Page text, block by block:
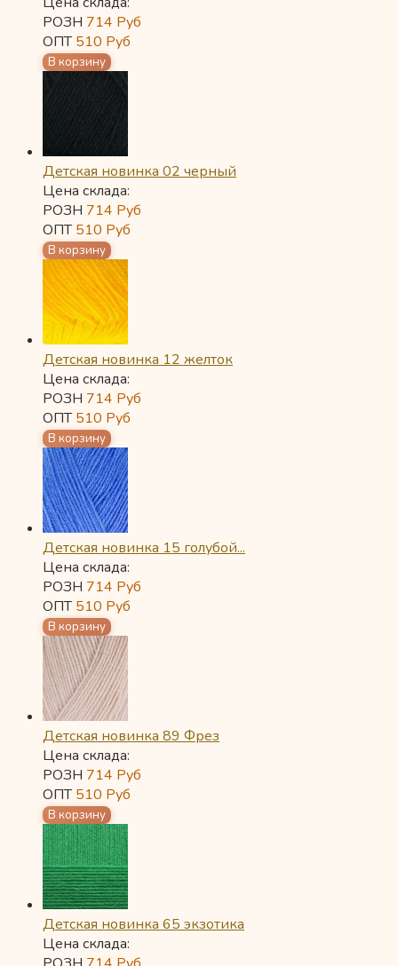
РОЗН 714 Руб
ОПТ510 Руб
Детская новинка 02 черный
Цена склада:
РОЗН 714 Руб
ОПТ510 Руб
Детская новинка 12 желток
Цена склада:
РОЗН 714 Руб
ОПТ510 Руб
Детская новинка 15 голубой...
Цена склада:
РОЗН 714 Руб
ОПТ510 Руб
Детская новинка 89 Фрез
Цена склада:
РОЗН 714 Руб
ОПТ510 Руб
Детская новинка 65 экзотика
Цена склада: